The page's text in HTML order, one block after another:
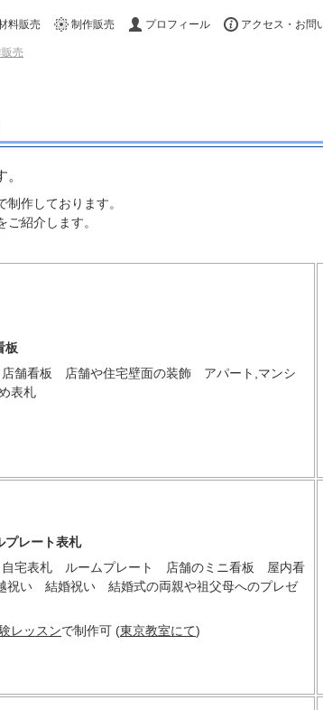
料販売 制作販売 プロフィール アクセス・お問
売
作しております。
紹介します。
板
舗看板 店舗や住宅壁面の装飾 アパート,マンシ
表札
プレート表札
自宅表札 ルームプレート 店舗のミニ看板 屋内看
い 結婚祝い 結婚式の両親や祖父母へのプレゼ
レッスンで制作可 (東京教室にて)